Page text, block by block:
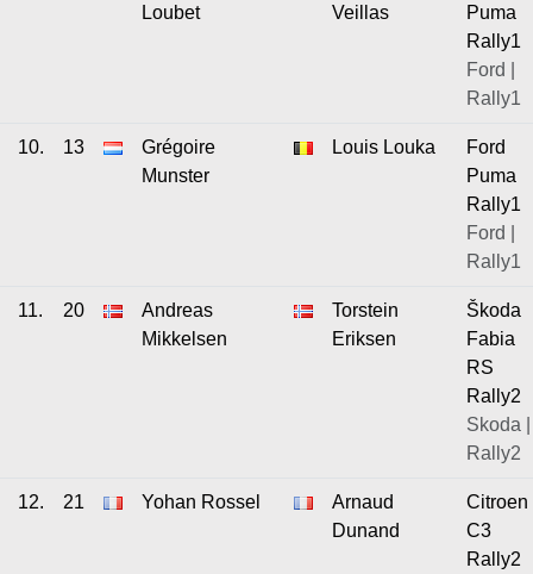
Loubet
Veillas
Puma
Rally1
Ford |
Rally1
10. 13
Grégoire
Munster
Louis Louka
Ford
Puma
Rally1
Ford |
Rally1
11. 20
Andreas
Mikkelsen
Torstein
Eriksen
Škoda
Fabia
RS
Rally2
Skoda |
Rally2
12. 21 Yohan Rossel
Arnaud
Dunand
Citroen
C3
Rally2